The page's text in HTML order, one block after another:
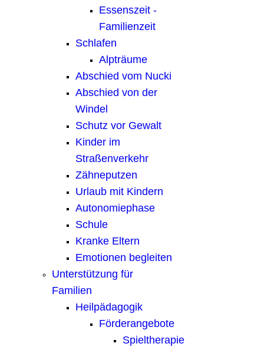
Essenszeit -
Familienzeit
Schlafen
Alpträume
Abschied vom Nucki
Abschied von der
Windel
Schutz vor Gewalt
Kinder im
Straßenverkehr
Zähneputzen
Urlaub mit Kindern
Autonomiephase
Schule
Kranke Eltern
Emotionen begleiten
Unterstützung für
Familien
Heilpädagogik
Förderangebote
Spieltherapie